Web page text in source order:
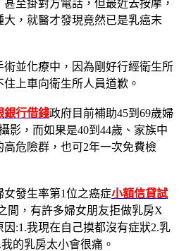
至掛對方電話，但最近去按摩，
，就醫才發現竟然已是乳癌末
術並化療中，因為剛好行經衛生所
上車向衛生所人員道歉。
銀行借錢政府目前補助45到69歲婦
影，而如果是40到44歲、家族中
危險群，也可2年一次免費檢
發生率第1位之癌症小額信貸試
間，有許多婦女朋友拒做乳房X
:1.我現在自己摸都沒有症狀2.乳
的乳房太小會很痛。